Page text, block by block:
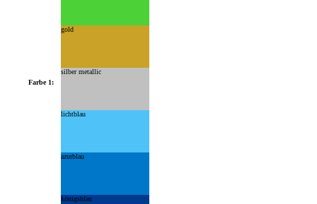
Farbe 1:
gold
silber metallic
lichtblau
azurblau
königsblau